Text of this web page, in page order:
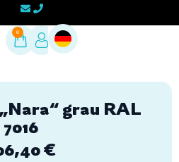
0
grau RAL
7016
€